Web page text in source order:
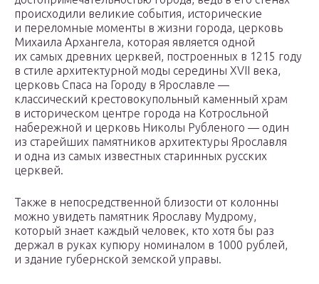
происходили великие события, исторические
и переломные моменты в жизни города, церковь
Михаила Архангела, которая является одной
их самых древних церквей, построенных в 1215 году
в стиле архитектурной моды середины XVII века,
церковь Спаса на Городу в Ярославле —
классический крестовокупольный каменный храм
в историческом центре города на Котросльной
набережной и церковь Николы Рубленого — один
из старейших памятников архитектуры Ярославля
и одна из самых известных старинных русских
церквей.
Также в непосредственной близости от колонны
можно увидеть памятник Ярославу Мудрому,
который знает каждый человек, кто хотя бы раз
держал в руках купюру номиналом в 1000 рублей,
и здание губернской земской управы.